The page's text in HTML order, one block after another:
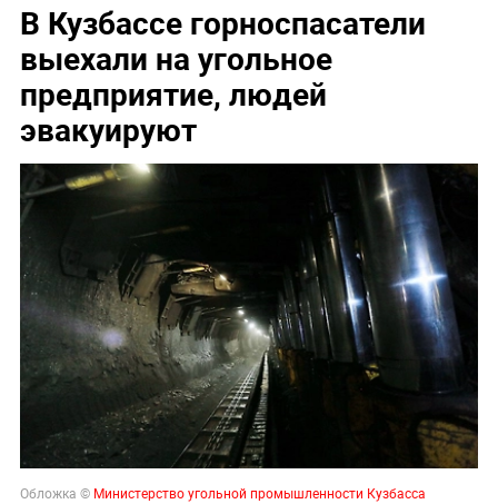
В Кузбассе горноспасатели
выехали на угольное
предприятие, людей
эвакуируют
Обложка © Министерство угольной промышленности Кузбасса